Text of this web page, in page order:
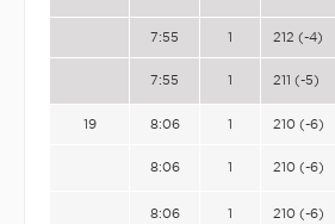
7:55 1 212 (-4)
7:55 1 211 (-5)
19 8:06 1 210 (-6)
8:06 1 210 (-6)
8:06 1 210 (-6)